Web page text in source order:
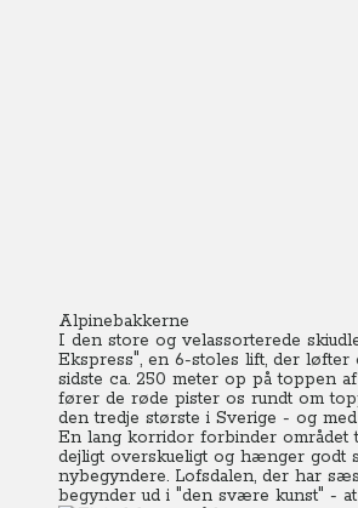
Alpinebakkerne
I den store og velassorterede
Ekspress", en 6-stoles lift, der
sidste ca. 250 meter op på toppen
fører de røde pister os rundt om
den tredje største i Sverige - og
En lang korridor forbinder området
dejligt overskueligt og hænger godt
nybegyndere. Lofsdalen, der har
begynder ud i "den svære kunst" - at